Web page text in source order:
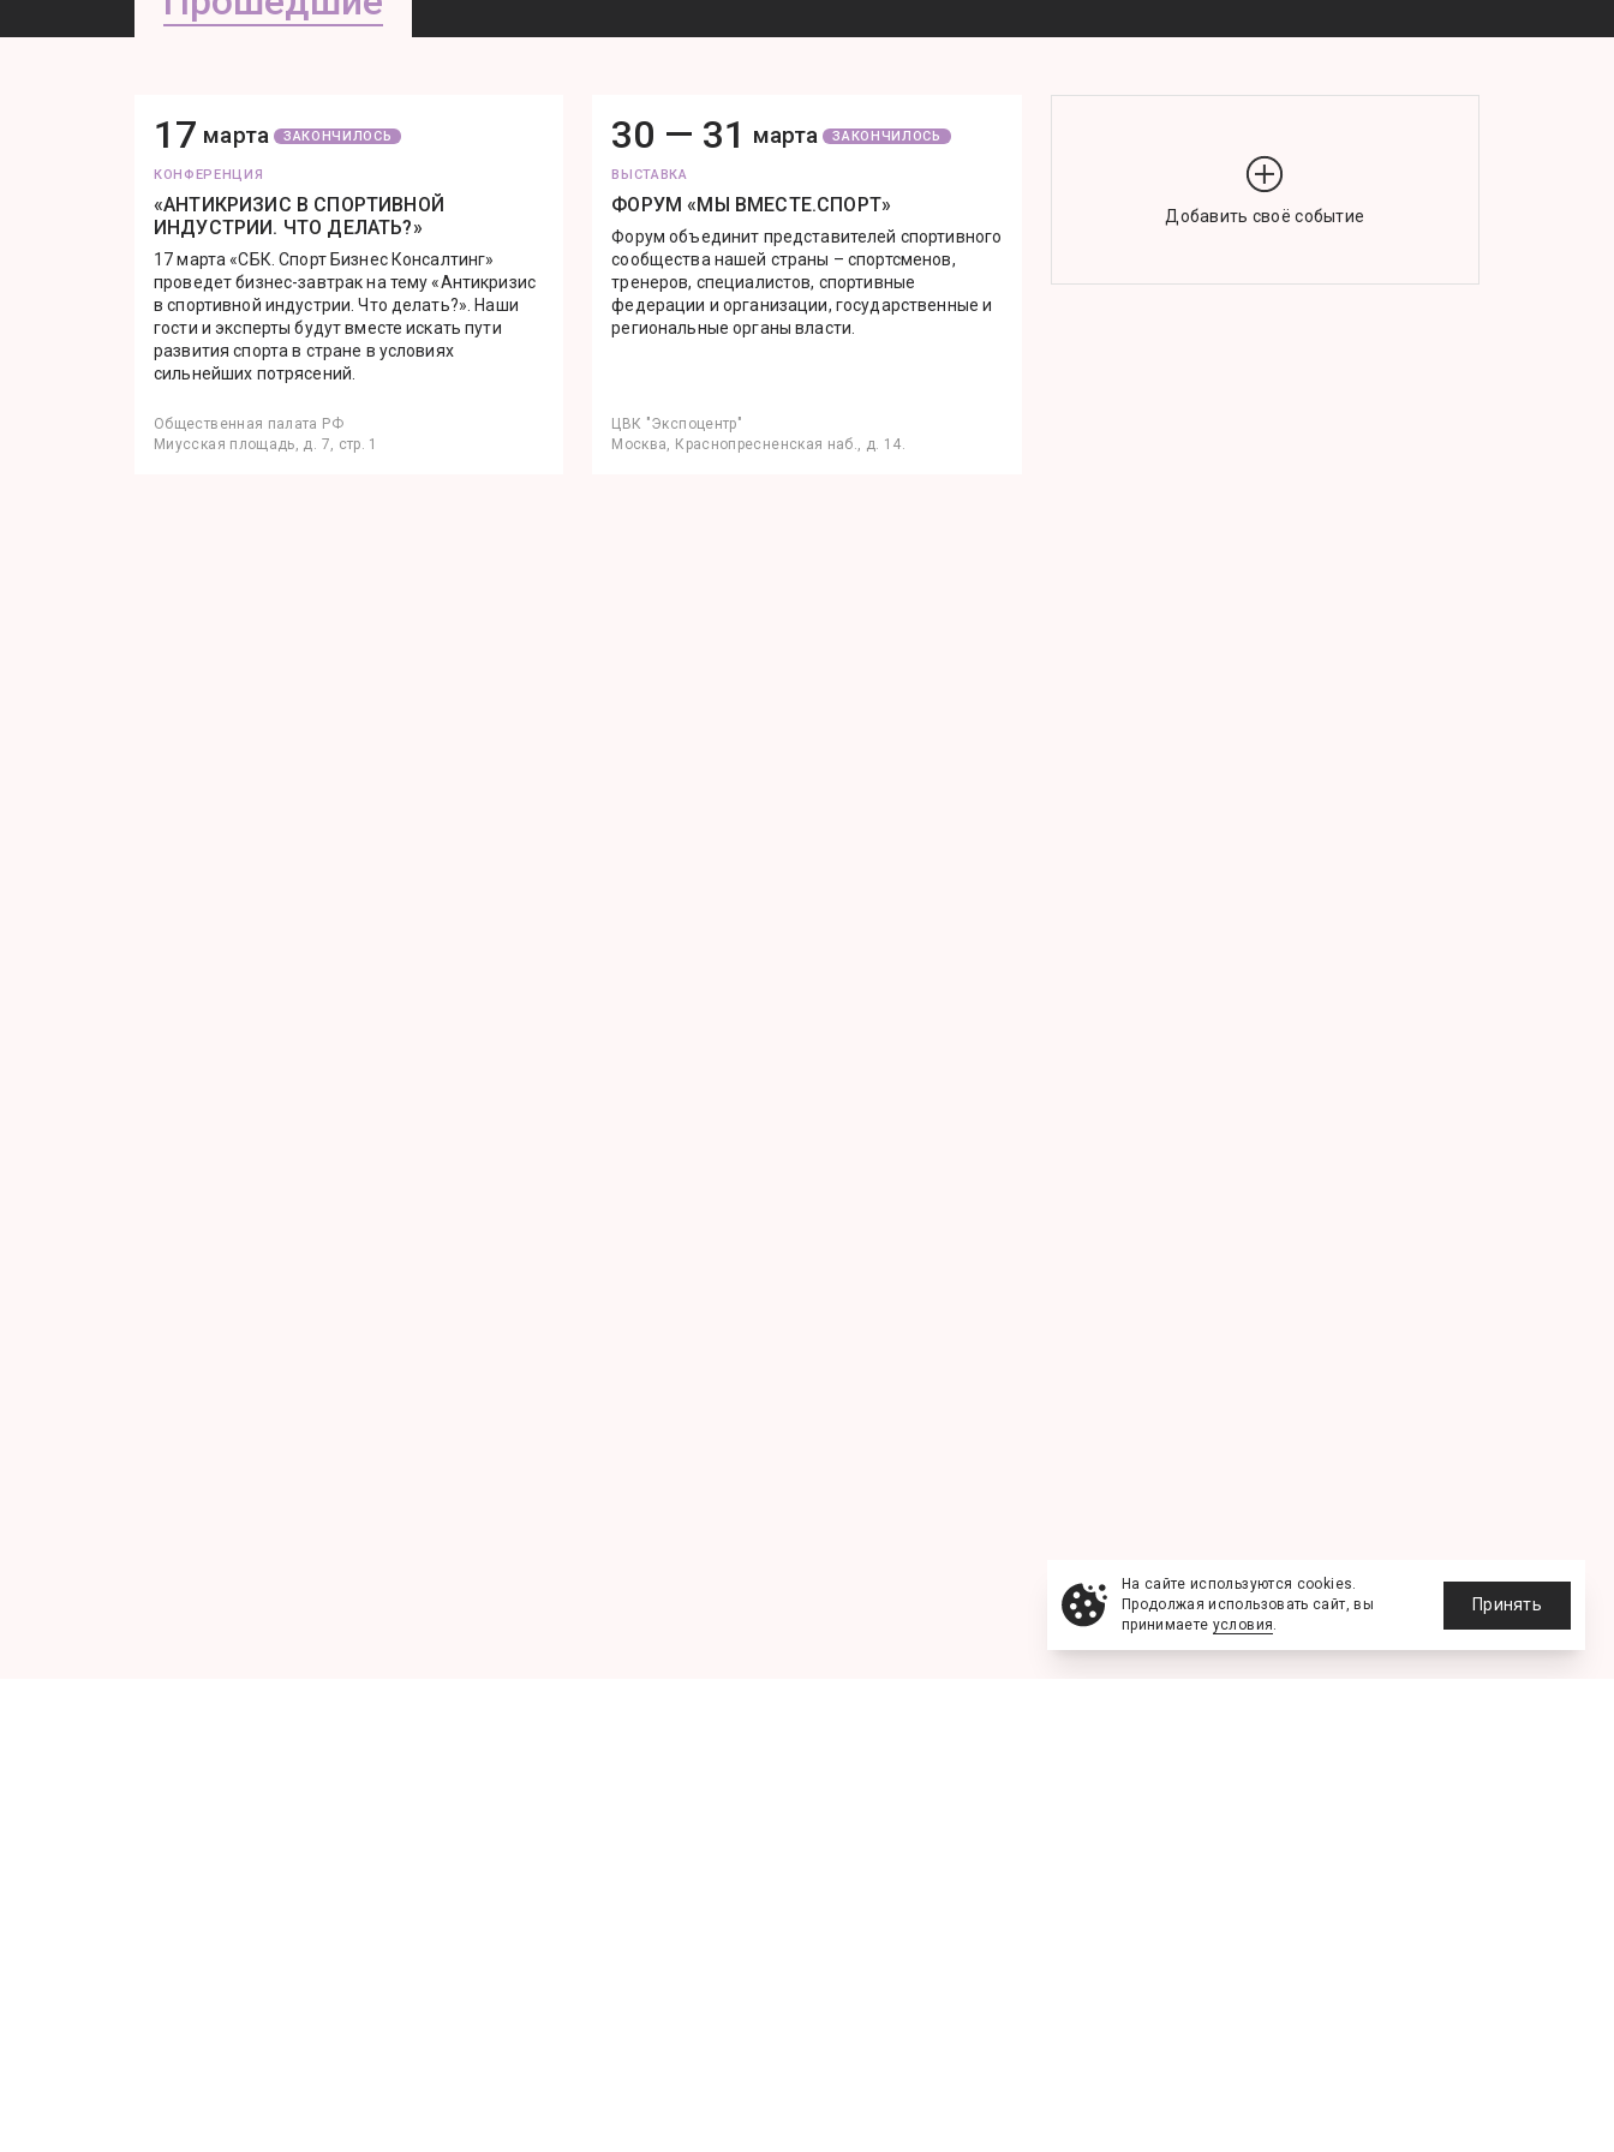
17 марта ЗАКОНЧИЛОСЬ
КОНФЕРЕНЦИЯ
«АНТИКРИЗИС В СПОРТИВНОЙ
ИНДУСТРИИ. ЧТО ДЕЛАТЬ?»
17 марта «СБК. Спорт Бизнес Консалтинг»
проведет бизнес-завтрак на тему «Антикризис
в спортивной индустрии. Что делать?». Наши
гости и эксперты будут вместе искать пути
развития спорта в стране в условиях
сильнейших потрясений.
Общественная палата РФ
Миусская площадь, д. 7, стр. 1
30 — 31 марта ЗАКОНЧИЛОСЬ
ВЫСТАВКА
ФОРУМ «МЫ ВМЕСТЕ.СПОРТ»
Форум объединит представителей спортивного
сообщества нашей страны – спортсменов,
тренеров, специалистов, спортивные
федерации и организации, государственные и
региональные органы власти.
ЦВК "Экспоцентр"
Москва, Краснопресненская наб., д. 14.
Добавить своё событие
На сайте используются cookies.
Продолжая использовать сайт, вы
принимаете условия.
Принять